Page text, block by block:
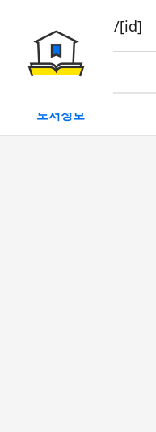
book/rent/[id]
대여
도서정보